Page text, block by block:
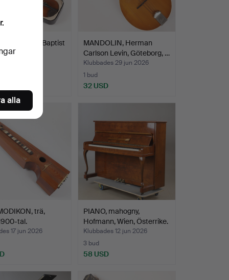
Efter Johann Baptist
Eti…
MANDOLIN, Herman
Carlson Levin, Göteborg, …
Klubbades 29 jun 2026
1 bud
32 USD
trä,
tal.
17 jun 2026
PIANO, mahogny,
Hofmann, Wien, Österrike.
Klubbades 12 jun 2026
3 bud
58 USD
alla